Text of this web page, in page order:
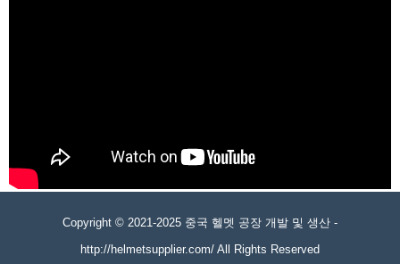
Copyright © 2021-2025 중국 헬멧 공장 개발 및 생산 -
http://helmetsupplier.com/ All Rights Reserved